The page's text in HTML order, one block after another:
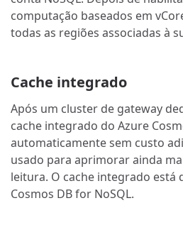
computação baseados em
todas as regiões associadas à
Cache integrado
Após um cluster de gateway
cache integrado do Azure
automaticamente sem custo
usado para aprimorar ainda
leitura. O cache integrado está
Cosmos DB for NoSQL.